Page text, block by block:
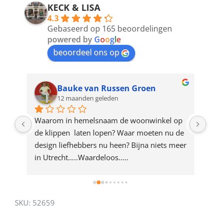
address
product
KECK & LISA
4.3
Gebaseerd op 165 beoordelingen
powered by Google
beoordeel ons op
Bauke van Russen Groen
12 maanden geleden
Waarom in hemelsnaam de woonwinkel op
de klippen  laten lopen? Waar moeten nu de
design liefhebbers nu heen? Bijna niets meer
in Utrecht…..Waardeloos…..
SKU: 52659